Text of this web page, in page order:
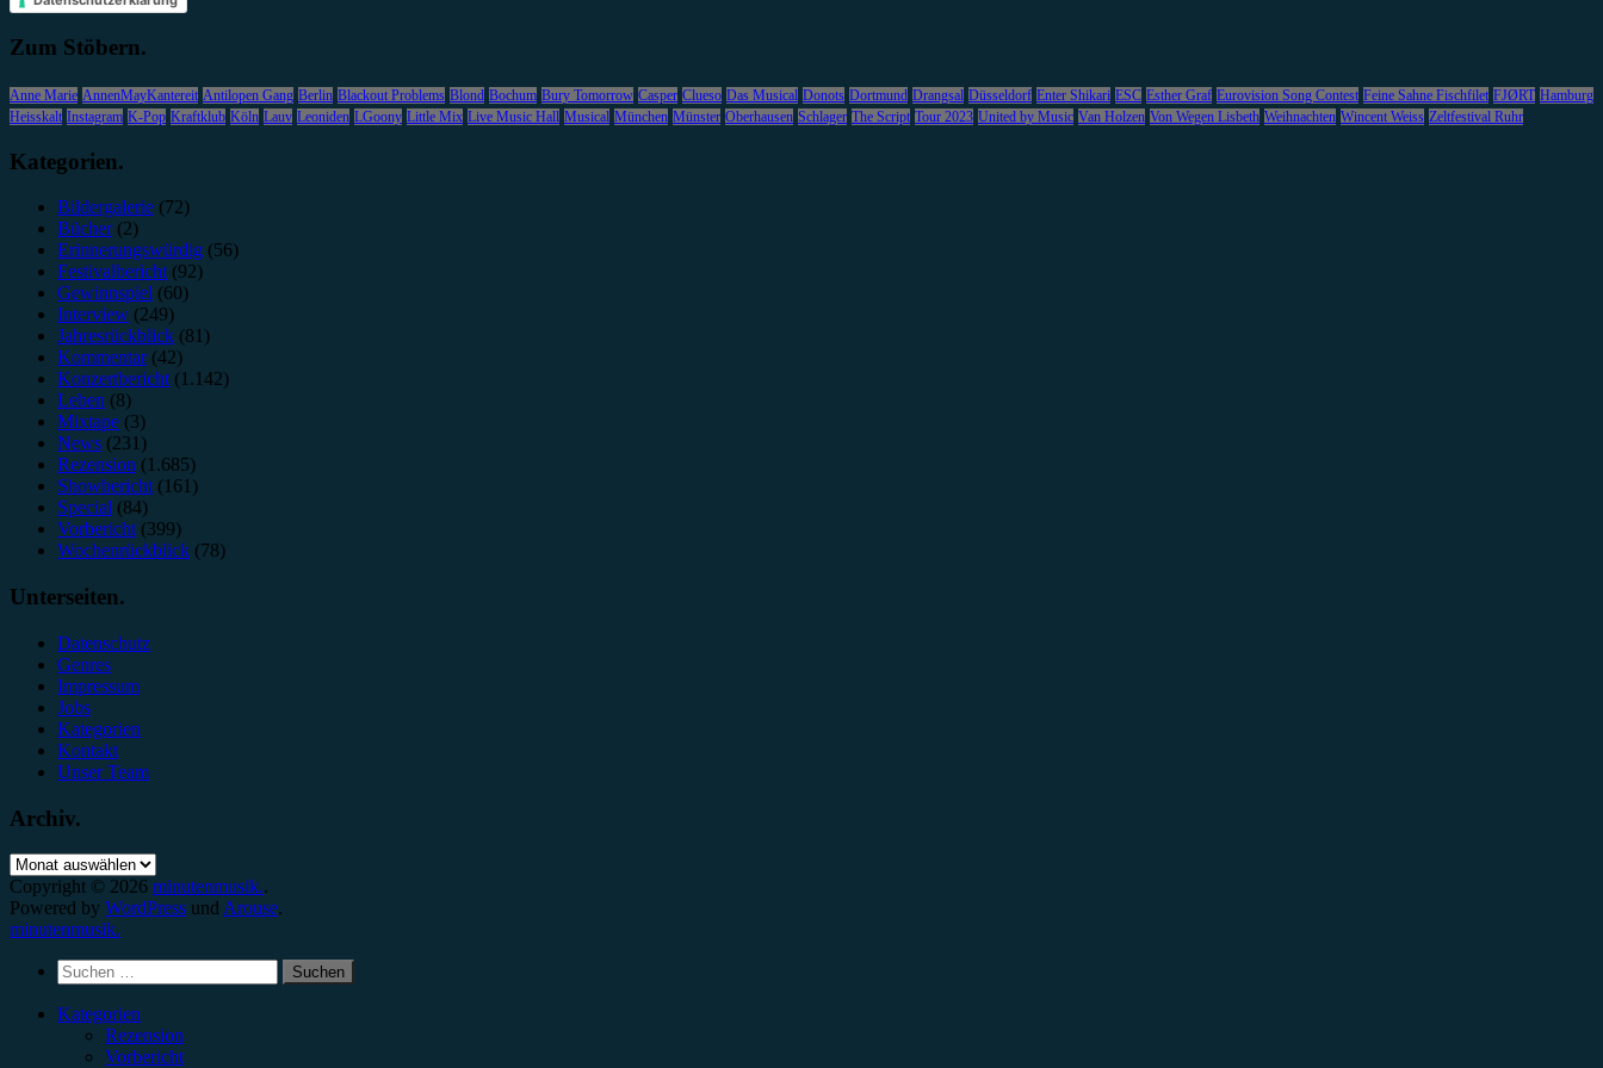
Zum Stöbern.
Anne Marie AnnenMayKantereit Antilopen Gang Berlin Blackout Problems Blond Bochum Bury Tomorrow Casper Clueso Das Musical Donots Dortmund Drangsal Düsseldorf Enter Shikari ESC Esther Graf Eurovision Song Contest Feine Sahne Fischfilet FJØRT Hamburg
Heisskalt Instagram K-Pop Kraftklub Köln Lauv Leoniden LGoony Little Mix Live Music Hall Musical München Münster Oberhausen Schlager The Script Tour 2023 United by Music Van Holzen Von Wegen Lisbeth Weihnachten Wincent Weiss Zeltfestival Ruhr
Kategorien.
Bildergalerie (72)
Bücher(2)
Erinnerungswürdig (56)
Festivalbericht(92)
Gewinnspiel (60)
Interview (249)
Jahresrückblick (81)
Kommentar(42)
Konzertbericht(1.142)
Leben (8)
Mixtape (3)
News (231)
Rezension (1.685)
Showbericht(161)
Special (84)
Vorbericht(399)
Wochenrückblick (78)
Unterseiten.
Datenschutz
Genres
Impressum
Jobs
Kategorien
Kontakt
Unser Team
Archiv.
Archiv.
Copyright © 2026 minutenmusik..
Powered by WordPress und Arouse.
minutenmusik.
Suchen
nach:
Kategorien
Rezension
Vorbericht